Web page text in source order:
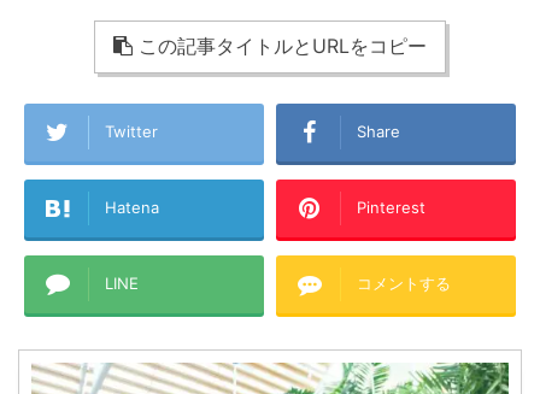
この記事タイトルとURLをコピー
Twitter Share
Hatena Pinterest
LINE コメントする